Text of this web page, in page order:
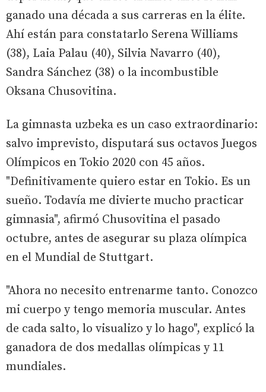
ganado una década a sus carreras en la élite.
Ahí están para constatarlo Serena Williams
(38), Laia Palau (40), Silvia Navarro (40),
Sandra Sánchez (38) o la incombustible
Oksana Chusovitina.
La gimnasta uzbeka es un caso extraordinario:
salvo imprevisto, disputará sus octavos Juegos
Olímpicos en Tokio 2020 con 45 años.
"Definitivamente quiero estar en Tokio. Es un
sueño. Todavía me divierte mucho practicar
gimnasia", afirmó Chusovitina el pasado
octubre, antes de asegurar su plaza olímpica
en el Mundial de Stuttgart.
"Ahora no necesito entrenarme tanto. Conozco
mi cuerpo y tengo memoria muscular. Antes
de cada salto, lo visualizo y lo hago", explicó la
ganadora de dos medallas olímpicas y 11
mundiales.